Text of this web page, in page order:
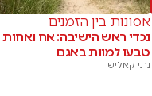
אסונות בין הזמנים
נכדי ראש הישיבה: אח ואחות
טבעו למוות באגם
נתי קאליש